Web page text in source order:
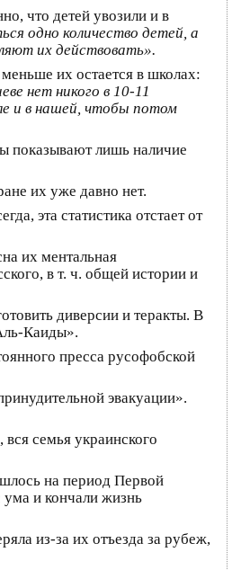
что детей увозили и в
одно количество детей, а
их действовать».
их остается в школах:
нет никого в 10-11
и в нашей, чтобы потом
показывают лишь наличие
их уже давно нет.
эта статистика отстает от
их ментальная
в т. ч. общей истории и
диверсии и теракты. В
Каиды».
пресса русофобской
эвакуации».
семья украинского
на период Первой
ума и кончали жизнь
из-за их отъезда за рубеж,